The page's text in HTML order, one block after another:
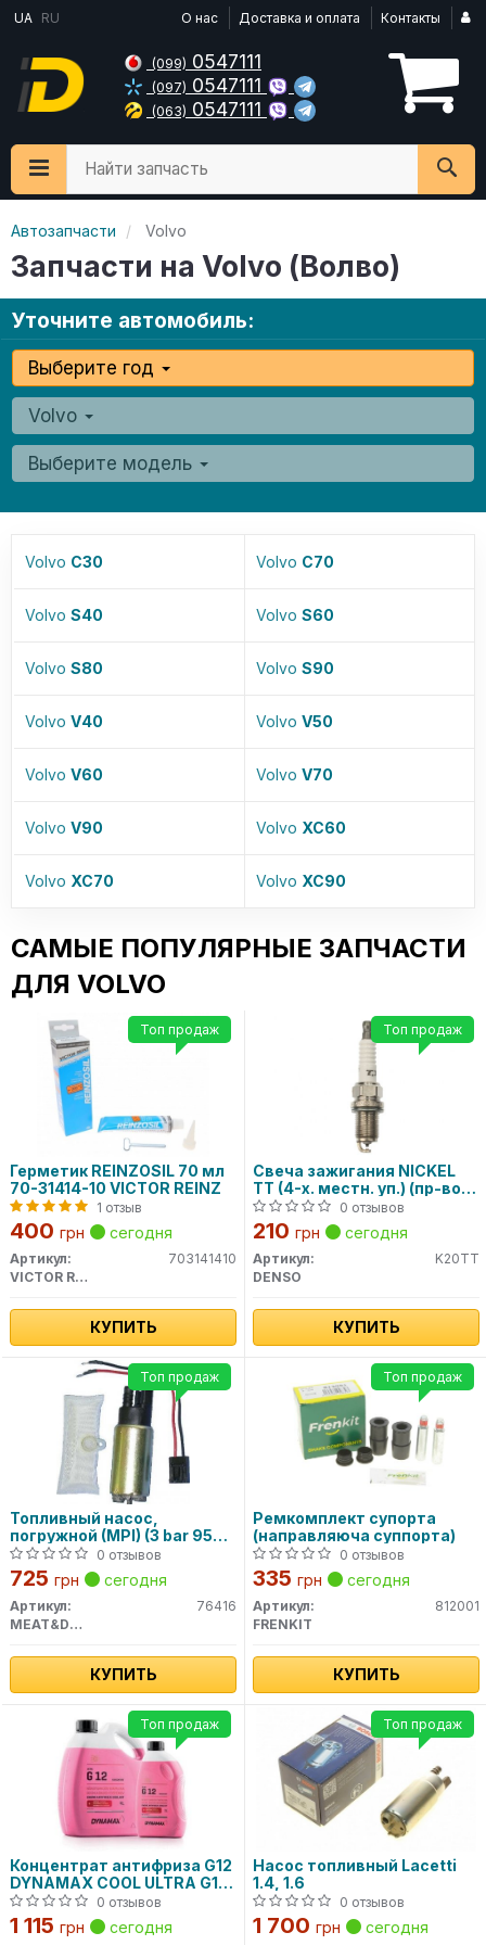
UA RU О нас Доставка и оплата Контакты
(099) 0547111
(097) 0547111
(063) 0547111
Найти запчасть
Автозапчасти Volvo
Запчасти на Volvo (Волво)
Уточните автомобиль:
Выберите год
Volvo
Выберите модель
Volvo C30 Volvo C70
Volvo S40 Volvo S60
Volvo S80 Volvo S90
Volvo V40 Volvo V50
Volvo V60 Volvo V70
Volvo V90 Volvo XC60
Volvo XC70 Volvo XC90
САМЫЕ ПОПУЛЯРНЫЕ ЗАПЧАСТИ
ДЛЯ VOLVO
Герметик REINZOSIL 70 мл
70-31414-10 VICTOR REINZ
1 отзыв
400 грн сегодня
Артикул:
703141410
VICTOR REINZ
КУПИТЬ
Топ продаж
Свеча зажигания NICKEL
TT (4-х. местн. уп.) (пр-во
DENSO)
0 отзывов
210 грн сегодня
Артикул:
K20TT
DENSO
КУПИТЬ
Топ продаж
Топливный насос,
погружной (MPI) (3 bar 95
l/h) 76416 MEAT&DORIA
0 отзывов
725 грн сегодня
Артикул:
76416
MEAT&DORIA
КУПИТЬ
Топ продаж
Ремкомплект супорта
(направляюча суппорта)
0 отзывов
335 грн сегодня
Артикул:
812001
FRENKIT
КУПИТЬ
Топ продаж
Концентрат антифриза G12
DYNAMAX COOL ULTRA G12
(4L)
0 отзывов
1 115 грн сегодня
Топ продаж
Насос топливный Lacetti
1.4, 1.6
0 отзывов
1 700 грн сегодня
Топ продаж